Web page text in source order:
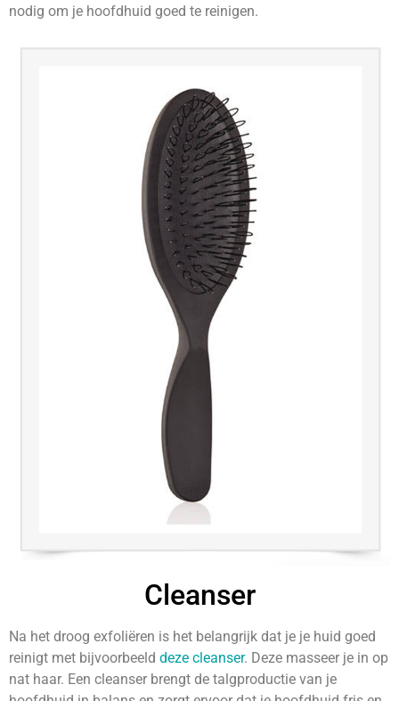
nodig om je hoofdhuid goed te reinigen.
Cleanser
Na het droog exfoliëren is het belangrijk dat je je huid goed
reinigt met bijvoorbeeld deze cleanser. Deze masseer je in op
nat haar. Een cleanser brengt de talgproductie van je